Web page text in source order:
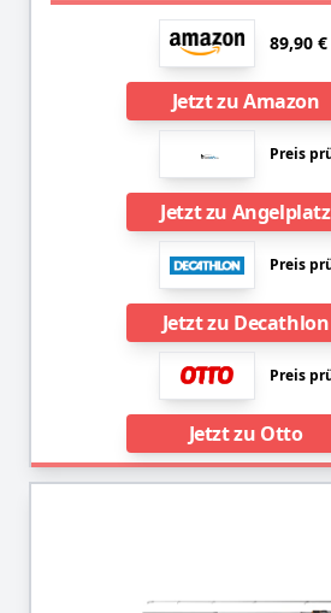
89,90 €
Jetzt zu Amazon
Preis
Jetzt zu Angelplatz
Preis
Jetzt zu Decathlon
Preis
Jetzt zu Otto